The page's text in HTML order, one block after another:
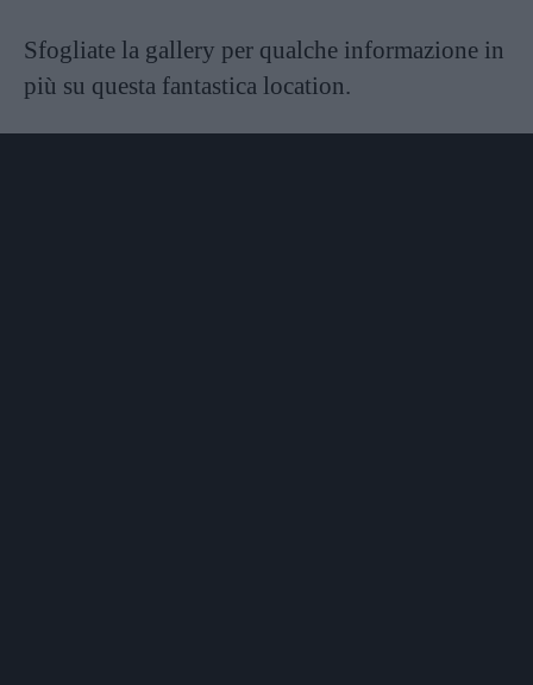
Sfogliate la gallery per qualche informazione in
più su questa fantastica location.